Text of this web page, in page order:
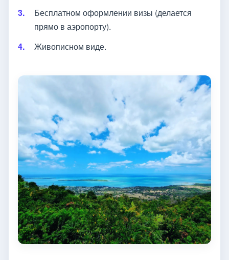
Бесплатном оформлении визы (делается
прямо в аэропорту).
Живописном виде.